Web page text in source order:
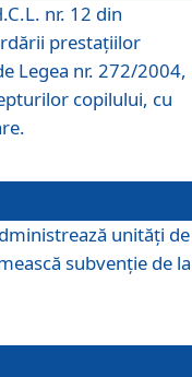
nr. 12 din
prestaţiilor
Legea nr. 272/2004,
copilului, cu
unităţi de
subvenţie de la